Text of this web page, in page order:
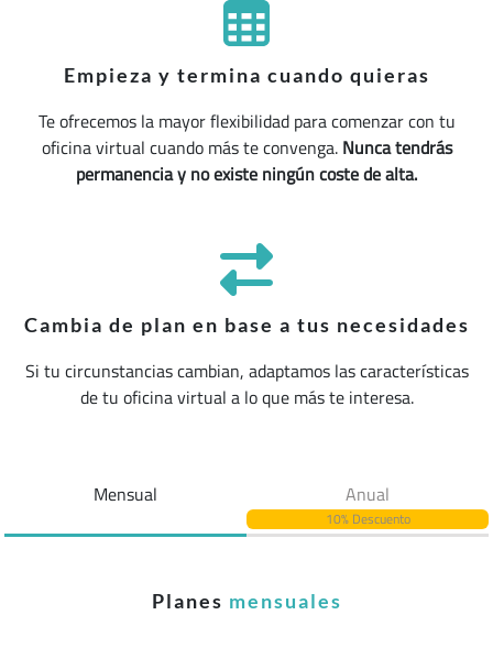
Empieza y termina cuando quieras
Te ofrecemos la mayor flexibilidad para comenzar con tu
oficina virtual cuando más te convenga.Nunca tendrás
permanencia y no existe ningún coste de alta.
Cambia de plan en base a tus necesidades
Si tu circunstancias cambian, adaptamos las características
de tu oficina virtual a lo que más te interesa.
Mensual Anual
10% Descuento
Planes mensuales